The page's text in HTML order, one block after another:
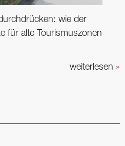
wie der
für alte Tourismuszonen
weiterlesen »